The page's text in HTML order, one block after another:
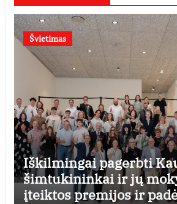
Švietimas
Iškilmingai pagerbti
šimtukininkai ir jų
įteiktos premijos ir